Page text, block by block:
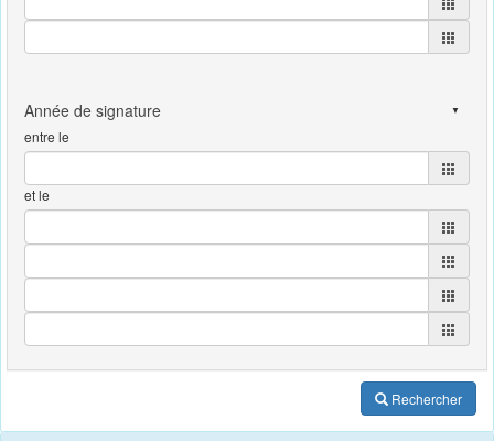
entre le
et le
Rechercher